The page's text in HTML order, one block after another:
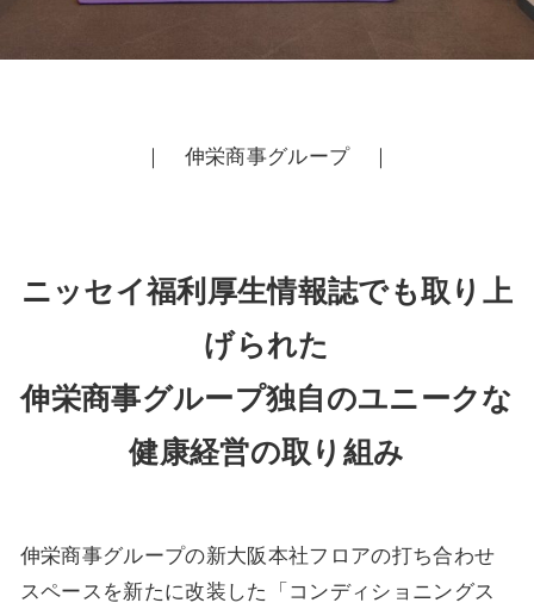
｜ 伸栄商事グループ ｜
ニッセイ福利厚生情報誌でも取り上
げられた
伸栄商事グループ独自のユニークな
健康経営の取り組み
伸栄商事グループの新大阪本社フロアの打ち合わせ
スペースを新たに改装した「コンディショニングス